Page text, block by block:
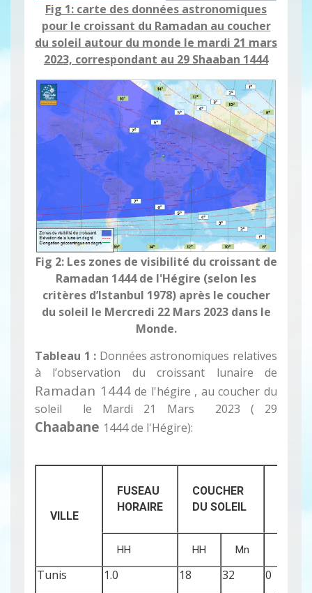
Fig 1: carte des données astronomiques
pour le croissant du Ramadan au coucher
du soleil autour du monde le mardi 21 mars
2023, correspondant au 29 Shaaban 1444
Fig 2: Les zones de visibilité du croissant de
Ramadan 1444 de l'Hégire (selon les
critères d’Istanbul 1978) après le coucher
du soleil le Mercredi 22 Mars 2023 dans le
Monde.
Tableau 1 : Données astronomiques relatives
à l’observation du croissant lunaire de
Ramadan 1444de l'hégire , au coucher du
soleil le Mardi 21 Mars 2023 ( 29
Chaabane 1444 de l'Hégire):
VILLE
FUSEAU
HORAIRE
COUCHER
DU SOLEIL
HH HH Mn
Tunis 1.0 18 32
0